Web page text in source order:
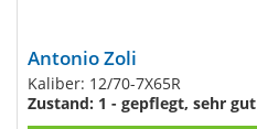
Antonio Zoli
Kaliber: 12/70-7X65R
Zustand: 1 - gepflegt, sehr gut